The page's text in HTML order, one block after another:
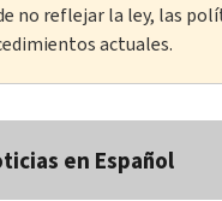
no reflejar la ley, las
actuales.
en Español